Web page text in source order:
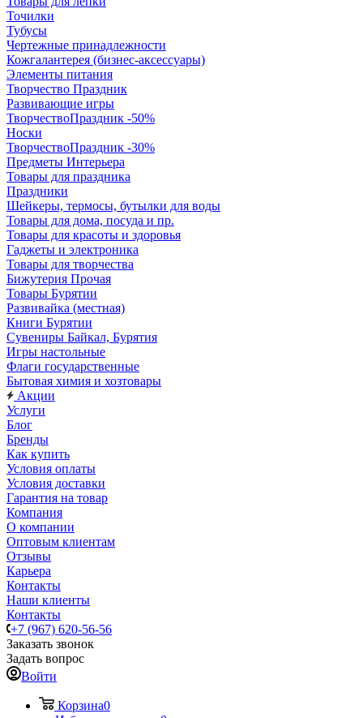
Точилки
Тубусы
Чертежные принадлежности
Кожгалантерея (бизнес-аксессуары)
Элементы питания
Творчество Праздник
Развивающие игры
ТворчествоПраздник -50%
Носки
ТворчествоПраздник -30%
Предметы Интерьера
Товары для праздника
Праздники
Шейкеры, термосы, бутылки для воды
Товары для дома, посуда и пр.
Товары для красоты и здоровья
Гаджеты и электроника
Товары для творчества
Бижутерия Прочая
Товары Бурятии
Развивайка (местная)
Книги Бурятии
Сувениры Байкал, Бурятия
Игры настольные
Флаги государственные
Бытовая химия и хозтовары
Акции
Услуги
Блог
Бренды
Как купить
Условия оплаты
Условия доставки
Гарантия на товар
Компания
О компании
Оптовым клиентам
Отзывы
Карьера
Контакты
Наши клиенты
Контакты
+7 (967) 620-56-56
Заказать звонок
Задать вопрос
Войти
Корзина0